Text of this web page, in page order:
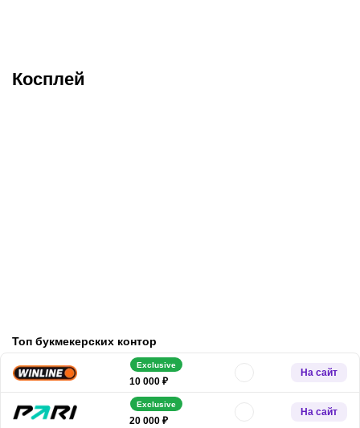
Косплей
Топ букмекерских контор
Exclusive
10 000 ₽
На сайт
Exclusive
20 000 ₽
На сайт